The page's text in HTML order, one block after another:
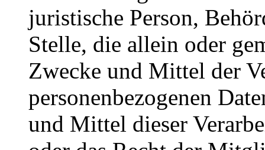
juristische Person,
Stelle, die allein oder
Zwecke und Mittel der
personenbezogenen
und Mittel dieser